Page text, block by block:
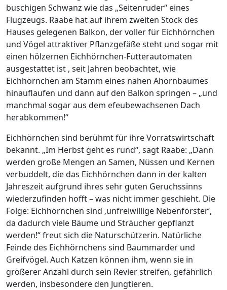
buschigen Schwanz wie das „Seitenruder“ eines
Flugzeugs. Raabe hat auf ihrem zweiten Stock des
Hauses gelegenen Balkon, der voller für Eichhörnchen
und Vögel attraktiver Pflanzgefäße steht und sogar mit
einen hölzernen Eichhörnchen-Futterautomaten
ausgestattet ist , seit Jahren beobachtet, wie
Eichhörnchen am Stamm eines nahen Ahornbaumes
hinauflaufen und dann auf den Balkon springen – „und
manchmal sogar aus dem efeubewachsenen Dach
herabkommen!“
Eichhörnchen sind berühmt für ihre Vorratswirtschaft
bekannt. „Im Herbst geht es rund“, sagt Raabe: „Dann
werden große Mengen an Samen, Nüssen und Kernen
verbuddelt, die das Eichhörnchen dann in der kalten
Jahreszeit aufgrund ihres sehr guten Geruchssinns
wiederzufinden hofft – was nicht immer geschieht. Die
Folge: Eichhörnchen sind ‚unfreiwillige Nebenförster‘,
da dadurch viele Bäume und Sträucher gepflanzt
werden!“ freut sich die Naturschützerin. Natürliche
Feinde des Eichhörnchens sind Baummarder und
Greifvögel. Auch Katzen können ihm, wenn sie in
größerer Anzahl durch sein Revier streifen, gefährlich
werden, insbesondere den Jungtieren.